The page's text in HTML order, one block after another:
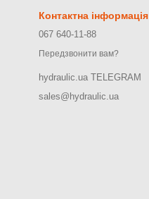
Контактна інформація
067 640-11-88
Передзвонити вам?
hydraulic.ua TELEGRAM
sales@hydraulic.ua